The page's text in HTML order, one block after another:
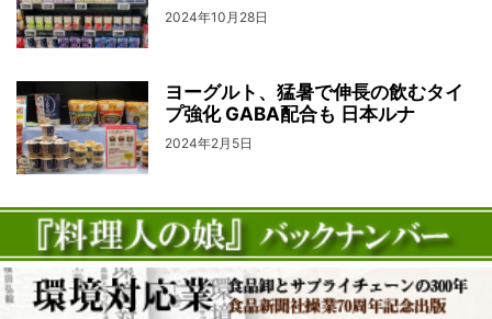
2024年10月28日
ヨーグルト、猛暑で伸長の飲むタイ
プ強化 GABA配合も 日本ルナ
2024年2月5日